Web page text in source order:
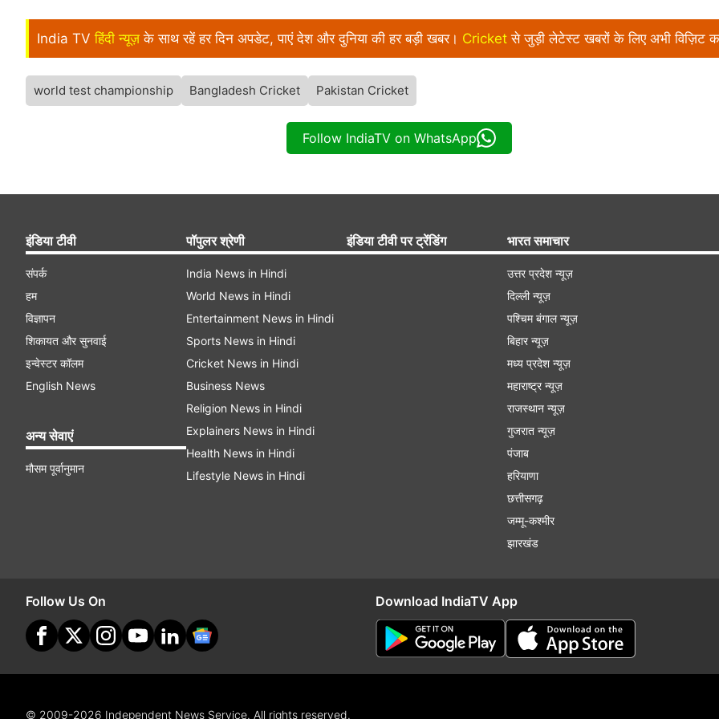
India TV हिंदी न्यूज़ के साथ रहें हर दिन अपडेट, पाएं देश और दुनिया की हर बड़ी खबर। Cricket से जुड़ी लेटेस्ट खबरों के लिए अभी विज़िट
world test championship Bangladesh Cricket Pakistan Cricket
Follow IndiaTV on WhatsApp
इंडिया टीवी
संपर्क
हम
विज्ञापन
शिकायत और सुनवाई
इन्वेस्टर कॉलम
English News
अन्य सेवाएं
मौसम पूर्वानुमान
पॉपुलर श्रेणी
India News in Hindi
World News in Hindi
Entertainment News in Hindi
Sports News in Hindi
Cricket News in Hindi
Business News
Religion News in Hindi
Explainers News in Hindi
Health News in Hindi
Lifestyle News in Hindi
इंडिया टीवी पर ट्रेंडिंग भारत समाचार
उत्तर प्रदेश न्यूज़
दिल्ली न्यूज़
पश्चिम बंगाल न्यूज़
बिहार न्यूज़
मध्य प्रदेश न्यूज़
महाराष्ट्र न्यूज़
राजस्थान न्यूज़
गुजरात न्यूज़
पंजाब
हरियाणा
छत्तीसगढ़
जम्मू-कश्मीर
झारखंड
Follow Us On Download IndiaTV App
© 2009-2026 Independent News Service. All rights reserved.